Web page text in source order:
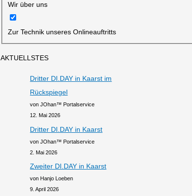
Wir über uns
Zur Technik unseres Onlineauftritts
AKTUELLSTES
Dritter DI.DAY in Kaarst im
Rückspiegel
von JOhan™ Portalservice
12. Mai 2026
Dritter DI.DAY in Kaarst
von JOhan™ Portalservice
2. Mai 2026
Zweiter DI.DAY in Kaarst
von Hanjo Loeben
9. April 2026